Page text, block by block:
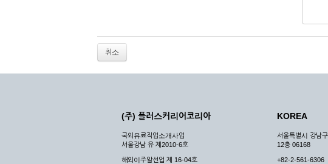
8. 기타 회사가 정한 제반 사항을 위반하며 신청하는 경우
② 시스템 점검, 교체 및 고장, 기술적인 이유, 국가비상사태,
③ 기타 회사는 서비스를 제공할 수 없는 합당한 사유가 발생한
④ 회사는 제 2항 및 제 3항의 사유로 서비스의 제공이 일시
취소
(주) 플러스커리어코리아
국외유료직업소개사업
서울강남 유 제2010-6호
해외이주알선업 제 16-04호
KOREA
서울특별시 강남
12층 06168
+82-2-561-6306